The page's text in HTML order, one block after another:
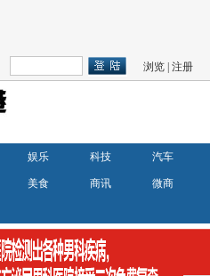
浏览 |注册
娱乐 科技 汽车
美食 商讯 微商